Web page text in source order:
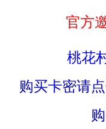
官方
桃花
购买卡密请